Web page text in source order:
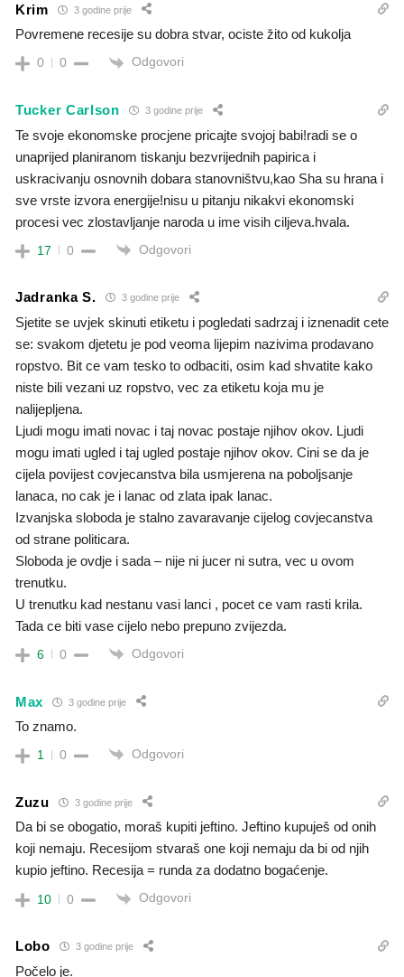
Krim 3 godine prije
Povremene recesije su dobra stvar, ociste žito od kukolja
0 0 Odgovori
Tucker Carlson 3 godine prije
Te svoje ekonomske procjene pricajte svojoj babi!radi se o
unaprijed planiranom tiskanju bezvrijednih papirica i
uskracivanju osnovnih dobara stanovništvu,kao Sha su hrana i
sve vrste izvora energije!nisu u pitanju nikakvi ekonomski
procesi vec zlostavljanje naroda u ime visih ciljeva.hvala.
17 0 Odgovori
Jadranka S. 3 godine prije
Sjetite se uvjek skinuti etiketu i pogledati sadrzaj i iznenadit cete
se: svakom djetetu je pod veoma lijepim nazivima prodavano
ropstvo. Bit ce vam tesko to odbaciti, osim kad shvatite kako
niste bili vezani uz ropstvo, vec za etiketu koja mu je
nalijepljena.
Ljudi mogu imati novac i taj novac postaje njihov okov. Ljudi
mogu imati ugled i taj ugled postaje njihov okov. Cini se da je
cijela povijest covjecanstva bila usmjerena na poboljsanje
lanaca, no cak je i lanac od zlata ipak lanac.
Izvanjska sloboda je stalno zavaravanje cijelog covjecanstva
od strane politicara.
Sloboda je ovdje i sada – nije ni jucer ni sutra, vec u ovom
trenutku.
U trenutku kad nestanu vasi lanci , pocet ce vam rasti krila.
Tada ce biti vase cijelo nebo prepuno zvijezda.
6 0 Odgovori
Max 3 godine prije
To znamo.
1 0 Odgovori
Zuzu 3 godine prije
Da bi se obogatio, moraš kupiti jeftino. Jeftino kupuješ od onih
koji nemaju. Recesijom stvaraš one koji nemaju da bi od njih
kupio jeftino. Recesija = runda za dodatno bogaćenje.
10 0 Odgovori
Lobo 3 godine prije
Počelo je.